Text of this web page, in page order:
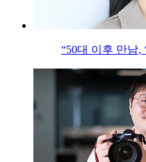
“50대 이후 만남,